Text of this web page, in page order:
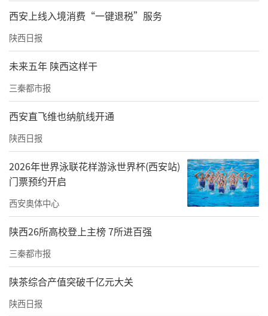
善，尽己所力为更多人送去温暖。
西安市慈善会副会长姜洪耀，宝鸡市慈善总会
副会长李海珠、办公室主任杨颢峰，宝鸡市光
彩事业促进会监事长、张载文化研究会执行会
长马宗科，宝鸡市公安局一级高级警长，巡特
警支队原政委李晓峰，西安市纪委、监察局原
常委、副局长，西安市慈善会原副会长庞武
西安上线入境消费“一键退税”服务
陕西日报
未来五年 陕西这样干
三秦都市报
西安直飞维也纳航线开通
陕西日报
2026年世界泳联花样游泳世界杯(西安站)
门票预约开启
西安奥体中心
陕西26所高校登上主榜 7所进百强
三秦都市报
陕茶综合产值突破千亿元大关
陕西日报